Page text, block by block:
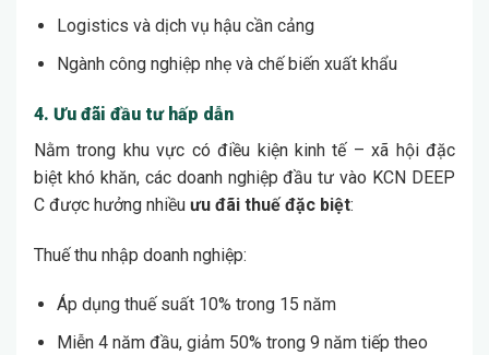
Logistics và dịch vụ hậu cần cảng
Ngành công nghiệp nhẹ và chế biến xuất khẩu
4. Ưu đãi đầu tư hấp dẫn
Nằm trong khu vực có điều kiện kinh tế – xã hội đặc
biệt khó khăn, các doanh nghiệp đầu tư vào KCN DEEP
C được hưởng nhiều ưu đãi thuế đặc biệt:
Thuế thu nhập doanh nghiệp:
Áp dụng thuế suất 10% trong 15 năm
Miễn 4 năm đầu, giảm 50% trong 9 năm tiếp theo